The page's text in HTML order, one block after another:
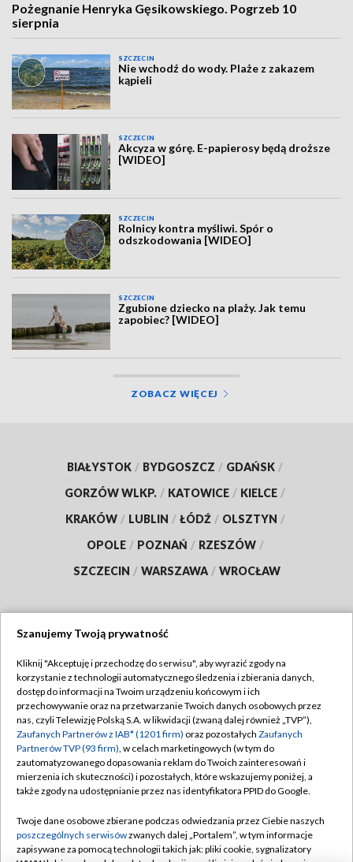
Pożegnanie Henryka Gęsikowskiego. Pogrzeb 10
sierpnia
SZCZECIN
Nie wchodź do wody. Plaże z zakazem
kąpieli
SZCZECIN
Akcyza w górę. E-papierosy będą droższe
[WIDEO]
SZCZECIN
Rolnicy kontra myśliwi. Spór o
odszkodowania [WIDEO]
SZCZECIN
Zgubione dziecko na plaży. Jak temu
zapobiec? [WIDEO]
ZOBACZ WIĘCEJ
BIAŁYSTOK / BYDGOSZCZ / GDAŃSK /
GORZÓW WLKP. / KATOWICE / KIELCE /
KRAKÓW / LUBLIN / ŁÓDŹ / OLSZTYN /
OPOLE / POZNAŃ / RZESZÓW /
SZCZECIN / WARSZAWA / WROCŁAW
TVP
Abonament TVP
Emisja w TVP
Centrum informacji TVP
Naziemna Telewizja Cyfrowa
Rada Programowa
System NOS
Regulamin TVP
Polityka prywatności
Moje zgody
Pomoc
Kontakt
Szanujemy Twoją prywatność
Kliknij "Akceptuję i przechodzę do serwisu", aby wyrazić zgody na
korzystanie z technologii automatycznego śledzenia i zbierania danych,
dostęp do informacji na Twoim urządzeniu końcowym i ich
przechowywanie oraz na przetwarzanie Twoich danych osobowych przez
nas, czyli Telewizję Polską S.A. w likwidacji (zwaną dalej również „TVP”),
Zaufanych Partnerów z IAB* (1201 firm) oraz pozostałych Zaufanych
Partnerów TVP (93 firm), w celach marketingowych (w tym do
zautomatyzowanego dopasowania reklam do Twoich zainteresowań i
mierzenia ich skuteczności) i pozostałych, które wskazujemy poniżej, a
także zgody na udostępnianie przez nas identyfikatora PPID do Google.
Twoje dane osobowe zbierane podczas odwiedzania przez Ciebie naszych
poszczególnych serwisówzwanych dalej „Portalem”, w tym informacje
zapisywane za pomocą technologii takich jak: pliki cookie, sygnalizatory